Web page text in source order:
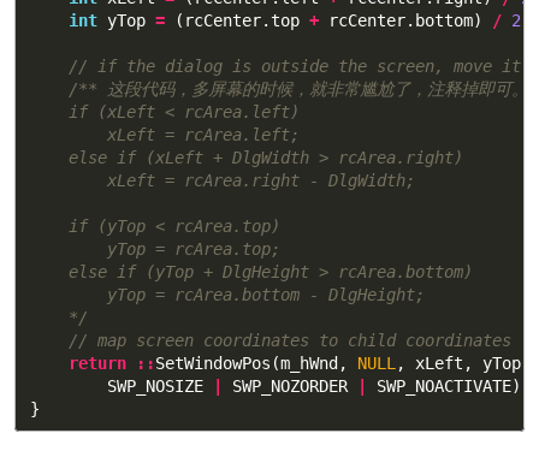
int yTop = ( rcCenter.top + rcCenter. bottom) / 2
// if the dialog is outside the screen, move it
/** 这段代码，多屏幕的时候，就非常尴尬了，注释掉即可。
    if (xLeft < rcArea.left)
        xLeft = rcArea.left;
    else if (xLeft + DlgWidth > rcArea.right)
        xLeft = rcArea.right - DlgWidth;
    if (yTop < rcArea.top)
        yTop = rcArea.top;
    else if (yTop + DlgHeight > rcArea.bottom)
        yTop = rcArea.bottom - DlgHeight;
    */
// map screen coordinates to child coordinates
return
::SetWindowPos (m_hWnd , NULL , xLeft , yTop
SWP_NOSIZE
SWP_NOZORDER SWP_NOACTIVATE);
}